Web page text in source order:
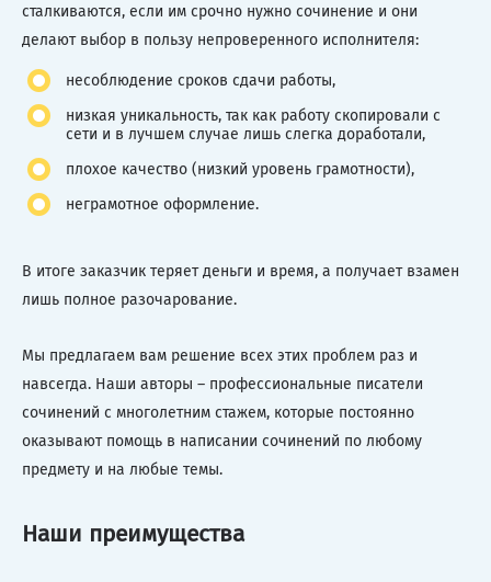
сталкиваются, если им срочно нужно сочинение и они
делают выбор в пользу непроверенного исполнителя:
несоблюдение сроков сдачи работы,
низкая уникальность, так как работу скопировали с
сети и в лучшем случае лишь слегка доработали,
плохое качество (низкий уровень грамотности),
неграмотное оформление.
В итоге заказчик теряет деньги и время, а получает взамен
лишь полное разочарование.
Мы предлагаем вам решение всех этих проблем раз и
навсегда. Наши авторы – профессиональные писатели
сочинений с многолетним стажем, которые постоянно
оказывают помощь в написании сочинений по любому
предмету и на любые темы.
Наши преимущества